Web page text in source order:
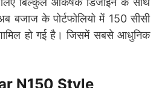
बजाज के पोर्टफोलियो में 150 सीसी
हो गई है। जिसमें सबसे आधुनिक
N150 Style